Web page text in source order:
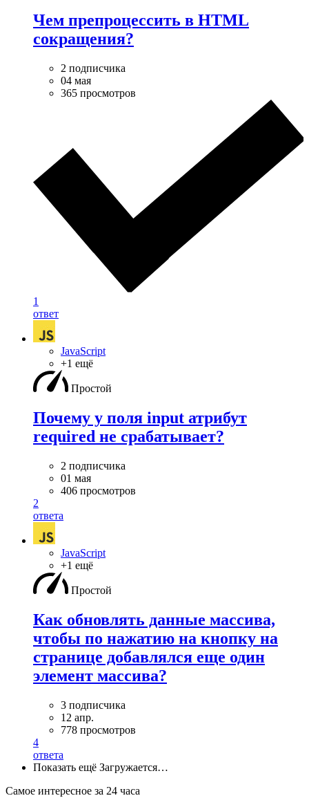
Чем препроцессить в HTML
сокращения?
2 подписчика
04 мая
365 просмотров
1
ответ
JavaScript
+1 ещё
Простой
Почему у поля input атрибут
required не срабатывает?
2 подписчика
01 мая
406 просмотров
2
ответа
JavaScript
+1 ещё
Простой
Как обновлять данные массива,
чтобы по нажатию на кнопку на
странице добавлялся еще один
элемент массива?
3 подписчика
12 апр.
778 просмотров
4
ответа
Показать ещё Загружается…
Самое интересное за 24 часа